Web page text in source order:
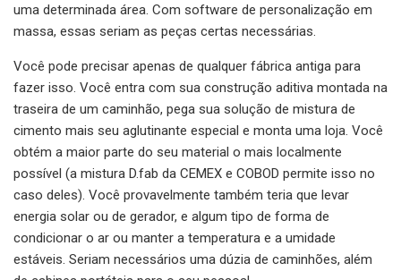
uma determinada área. Com software de personalização em
massa, essas seriam as peças certas necessárias.
Você pode precisar apenas de qualquer fábrica antiga para
fazer isso. Você entra com sua construção aditiva montada na
traseira de um caminhão, pega sua solução de mistura de
cimento mais seu aglutinante especial e monta uma loja. Você
obtém a maior parte do seu material o mais localmente
possível (a mistura D.fab da CEMEX e COBOD permite isso no
caso deles). Você provavelmente também teria que levar
energia solar ou de gerador, e algum tipo de forma de
condicionar o ar ou manter a temperatura e a umidade
estáveis. Seriam necessários uma dúzia de caminhões, além